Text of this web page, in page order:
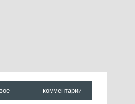
комментарии